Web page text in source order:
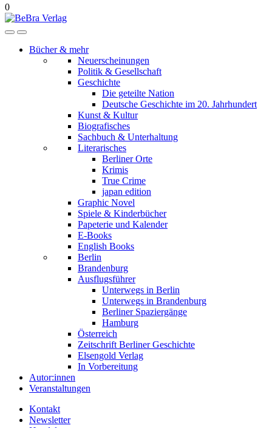
0
Bücher & mehr
Neuerscheinungen
Politik & Gesellschaft
Geschichte
Die geteilte Nation
Deutsche Geschichte im 20. Jahrhundert
Kunst & Kultur
Biografisches
Sachbuch & Unterhaltung
Literarisches
Berliner Orte
Krimis
True Crime
japan edition
Graphic Novel
Spiele & Kinderbücher
Papeterie und Kalender
E-Books
English Books
Berlin
Brandenburg
Ausflugsführer
Unterwegs in Berlin
Unterwegs in Brandenburg
Berliner Spaziergänge
Hamburg
Österreich
Zeitschrift Berliner Geschichte
Elsengold Verlag
In Vorbereitung
Autor:innen
Veranstaltungen
Kontakt
Newsletter